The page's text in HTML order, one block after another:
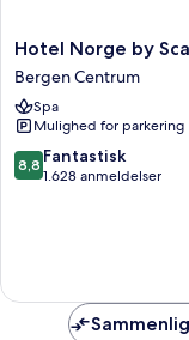
Hotel
Norge
by
Scandic
Bergen
Centrum
Hotel Norge by
Bergen Centrum
Spa
Mulighed for parkering
8.8
ud
8,8 Fantastisk
1.628 anmeldelser